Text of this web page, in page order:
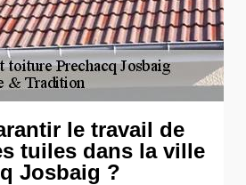
le travail de
tuiles dans la ville
Josbaig ?